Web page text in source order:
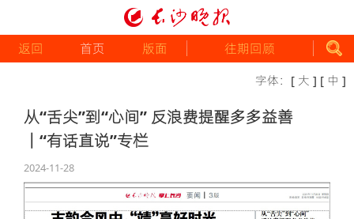
返回 首页 版面 往期回顾
字体： [ 大 ] [ 中 ]
从“舌尖”到“心间” 反浪费提醒多多益善
｜“有话直说”专栏
2024-11-28